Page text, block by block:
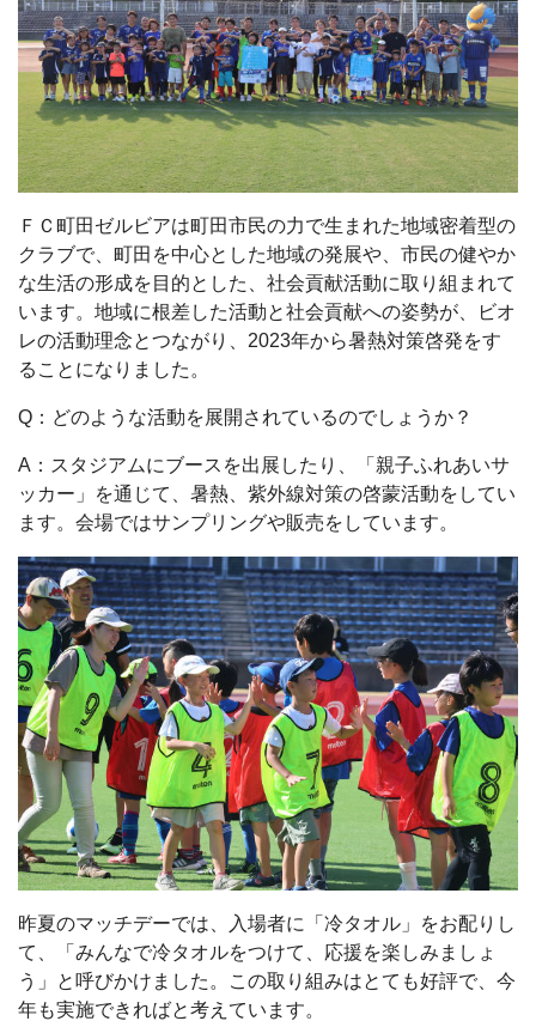
ＦＣ町田ゼルビアは町田市民の力で生まれた地域密着型の
クラブで、町田を中心とした地域の発展や、市民の健やか
な生活の形成を目的とした、社会貢献活動に取り組まれて
います。地域に根差した活動と社会貢献への姿勢が、ビオ
レの活動理念とつながり、2023年から暑熱対策啓発をす
ることになりました。
Q：どのような活動を展開されているのでしょうか？
A：スタジアムにブースを出展したり、「親子ふれあいサ
ッカー」を通じて、暑熱、紫外線対策の啓蒙活動をしてい
ます。会場ではサンプリングや販売をしています。
昨夏のマッチデーでは、入場者に「冷タオル」をお配りし
て、「みんなで冷タオルをつけて、応援を楽しみましょ
う」と呼びかけました。この取り組みはとても好評で、今
年も実施できればと考えています。